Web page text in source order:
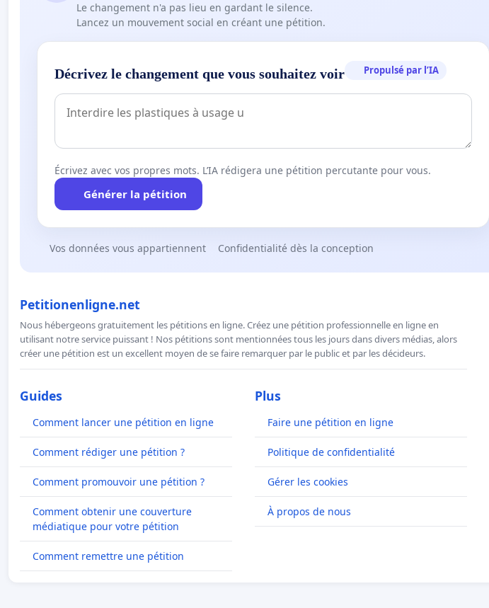
Le changement n'a pas lieu en gardant le silence.
Lancez un mouvement social en créant une pétition.
Décrivez le changement que vous souhaitez voir Propulsé par l’IA
Écrivez avec vos propres mots. L’IA rédigera une pétition percutante pour vous.
Générer la pétition
Vos données vous appartiennent Confidentialité dès la conception
Petitionenligne.net
Nous hébergeons gratuitement les pétitions en ligne. Créez une pétition professionnelle en ligne en
utilisant notre service puissant ! Nos pétitions sont mentionnées tous les jours dans divers médias, alors
créer une pétition est un excellent moyen de se faire remarquer par le public et par les décideurs.
Guides
Comment lancer une pétition en ligne
Comment rédiger une pétition ?
Comment promouvoir une pétition ?
Comment obtenir une couverture
médiatique pour votre pétition
Comment remettre une pétition
Plus
Faire une pétition en ligne
Politique de confidentialité
Gérer les cookies
À propos de nous